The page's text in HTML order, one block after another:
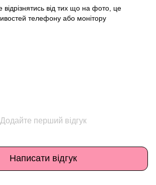
відрізнятись від тих що на фото, це
телефону або монітору
Додайте перший відгук
Написати відгук